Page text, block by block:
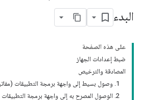
البدء
على هذه الصفحة
ضبط إعدادات الجهاز
المصادقة والترخيص
1. وصول بسيط إلى واجهة برمجة التطبيقات (مفاتيح واجهة برمجة التطبيقات)
2. الوصول المصرح به إلى واجهة برمجة التطبيقات (OAuth 2.0)